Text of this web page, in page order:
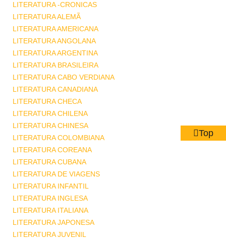
LITERATURA -CRONICAS
LITERATURA ALEMÃ
LITERATURA AMERICANA
LITERATURA ANGOLANA
LITERATURA ARGENTINA
LITERATURA BRASILEIRA
LITERATURA CABO VERDIANA
LITERATURA CANADIANA
LITERATURA CHECA
LITERATURA CHILENA
LITERATURA CHINESA
LITERATURA COLOMBIANA
LITERATURA COREANA
LITERATURA CUBANA
LITERATURA DE VIAGENS
LITERATURA INFANTIL
LITERATURA INGLESA
LITERATURA ITALIANA
LITERATURA JAPONESA
LITERATURA JUVENIL
Top